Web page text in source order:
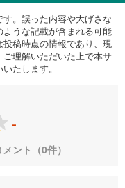
。誤った内容や大げさな
うな記載が含まれる可能
稿時点の情報であり、現
理解いただいた上で本サ
たします。
-
メント（0件）